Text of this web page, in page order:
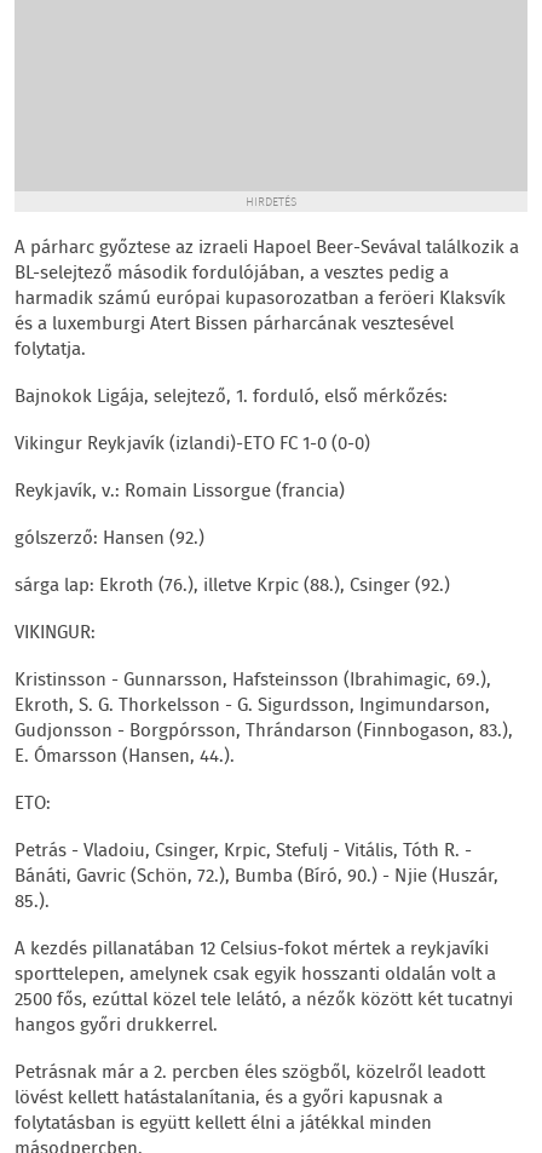
HIRDETÉS
A párharc győztese az izraeli Hapoel Beer-Sevával találkozik a
BL-selejtező második fordulójában, a vesztes pedig a
harmadik számú európai kupasorozatban a feröeri Klaksvík
és a luxemburgi Atert Bissen párharcának vesztesével
folytatja.
Bajnokok Ligája, selejtező, 1. forduló, első mérkőzés:
Vikingur Reykjavík (izlandi)-ETO FC 1-0 (0-0)
Reykjavík, v.: Romain Lissorgue (francia)
gólszerző: Hansen (92.)
sárga lap: Ekroth (76.), illetve Krpic (88.), Csinger (92.)
VIKINGUR:
Kristinsson - Gunnarsson, Hafsteinsson (Ibrahimagic, 69.),
Ekroth, S. G. Thorkelsson - G. Sigurdsson, Ingimundarson,
Gudjonsson - Borgpórsson, Thrándarson (Finnbogason, 83.),
E. Ómarsson (Hansen, 44.).
ETO:
Petrás - Vladoiu, Csinger, Krpic, Stefulj - Vitális, Tóth R. -
Bánáti, Gavric (Schön, 72.), Bumba (Bíró, 90.) - Njie (Huszár,
85.).
A kezdés pillanatában 12 Celsius-fokot mértek a reykjavíki
sporttelepen, amelynek csak egyik hosszanti oldalán volt a
2500 fős, ezúttal közel tele lelátó, a nézők között két tucatnyi
hangos győri drukkerrel.
Petrásnak már a 2. percben éles szögből, közelről leadott
lövést kellett hatástalanítania, és a győri kapusnak a
folytatásban is együtt kellett élni a játékkal minden